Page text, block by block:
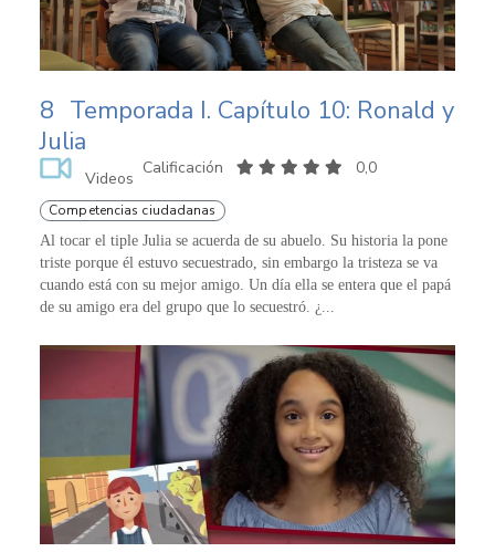
8 Temporada I. Capítulo 10: Ronald y
Julia
Videos
Calificación 0,0
Competencias ciudadanas
Al tocar el tiple Julia se acuerda de su abuelo. Su historia la pone
triste porque él estuvo secuestrado, sin embargo la tristeza se va
cuando está con su mejor amigo. Un día ella se entera que el papá
de su amigo era del grupo que lo secuestró. ¿...